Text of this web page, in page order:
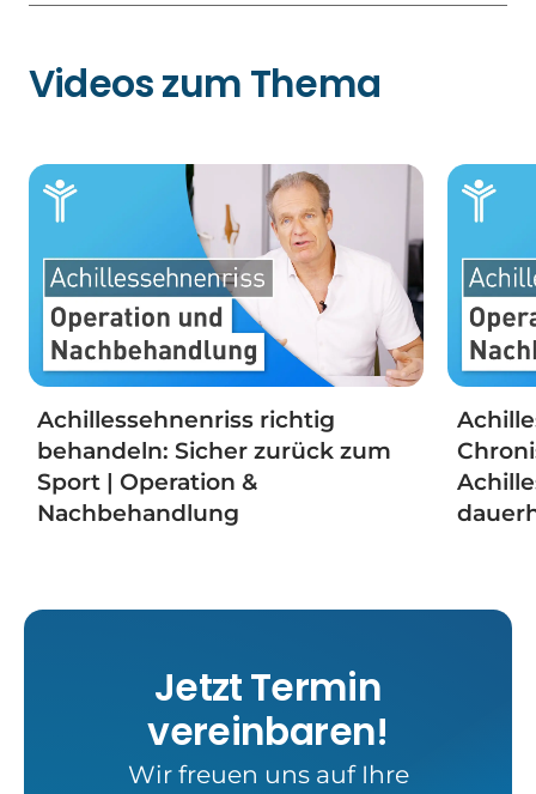
Videos zum Thema
Achillessehnenriss richtig
behandeln: Sicher zurück zum
Sport | Operation &
Nachbehandlung
Jetzt Termin
vereinbaren!
Wir freuen uns auf Ihre